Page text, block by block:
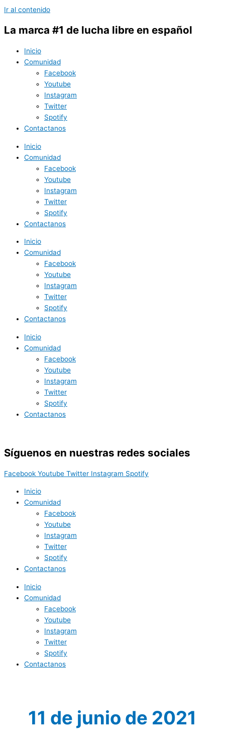
Ir al contenido
La marca #1 de lucha libre en español
Inicio
Comunidad
Facebook
Youtube
Instagram
Twitter
Spotify
Contactanos
Inicio
Comunidad
Facebook
Youtube
Instagram
Twitter
Spotify
Contactanos
Inicio
Comunidad
Facebook
Youtube
Instagram
Twitter
Spotify
Contactanos
Inicio
Comunidad
Facebook
Youtube
Instagram
Twitter
Spotify
Contactanos
Síguenos en nuestras redes sociales
Facebook Youtube Twitter Instagram Spotify
Inicio
Comunidad
Facebook
Youtube
Instagram
Twitter
Spotify
Contactanos
Inicio
Comunidad
Facebook
Youtube
Instagram
Twitter
Spotify
Contactanos
11 de junio de 2021